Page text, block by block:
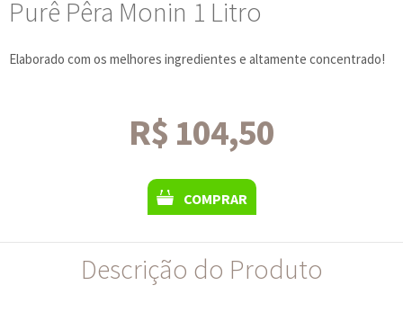
Purê Pêra Monin 1 Litro
Elaborado com os melhores ingredientes e altamente concentrado!
R$ 104,50
COMPRAR
Descrição do Produto